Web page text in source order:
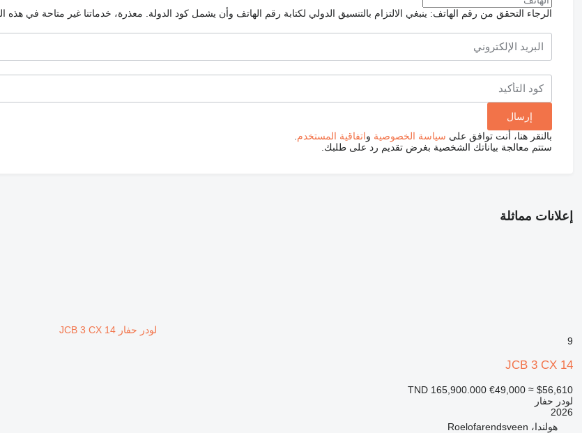
الرجاء التحقق من رقم الهاتف: ينبغي الالتزام بالتنسيق الدولي لكتابة رقم الهاتف وأن يشمل كود الدولة. معذرة، خدماتنا غير متاحة في هذه
بالنقر هنا، أنت توافق على سياسة الخصوصية واتفاقية المستخدم
ستتم معالجة بياناتك الشخصية بغرض تقديم رد على طلبك.
إعلانات مماثلة
لودر حفار JCB 3 CX 14
9
JCB 3 CX 14
TND 165,900.000 €49,000 ≈ $56,610
لودر حفار
2026
هولندا، Roelofarendsveen